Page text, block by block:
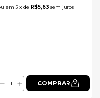
3 x de R$5,63 sem juros